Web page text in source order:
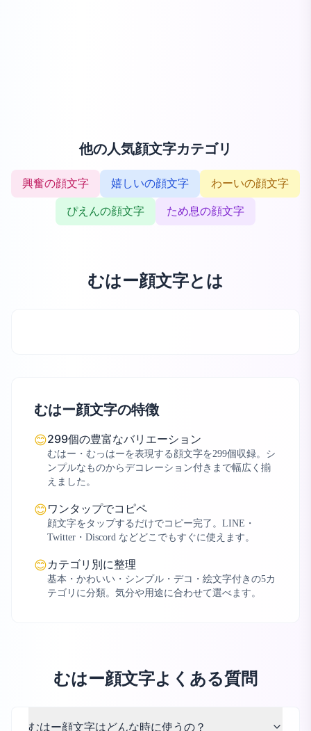
他の人気顔文字カテゴリ
興奮の顔文字 嬉しいの顔文字 わーいの顔文字
ぴえんの顔文字 ため息の顔文字
むはー顔文字とは
むはー顔文字の特徴
😊299個の豊富なバリエーション
むはー・むっはーを表現する顔文字を299個収録。シ
ンプルなものからデコレーション付きまで幅広く揃
えました。
😊ワンタップでコピペ
顔文字をタップするだけでコピー完了。LINE・
Twitter・Discord などどこでもすぐに使えます。
😊カテゴリ別に整理
基本・かわいい・シンプル・デコ・絵文字付きの5カ
テゴリに分類。気分や用途に合わせて選べます。
むはー顔文字よくある質問
むはー顔文字はどんな時に使うの？